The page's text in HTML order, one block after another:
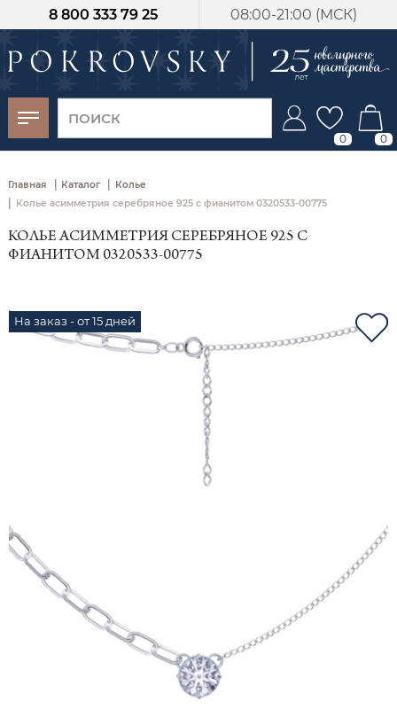
08:00-21:00 (МСК)
8 800 333 79 25
0 0
Главная | Каталог | Колье
| Колье асимметрия серебряное 925 с фианитом 0320533-00775
КОЛЬЕ АСИММЕТРИЯ СЕРЕБРЯНОЕ 925 С
ФИАНИТОМ 0320533-00775
На заказ - от 15 дней
-30%
от 15 дней с
момента оплаты